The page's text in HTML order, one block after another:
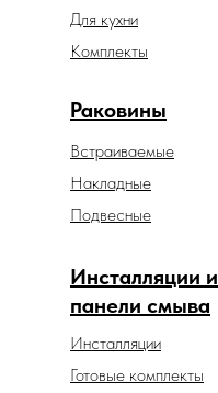
Раковины
Встраиваемые
Накладные
Подвесные
Для кухни
Инсталляции и
панели смыва
Инсталляции
Готовые комплекты
Комплекты